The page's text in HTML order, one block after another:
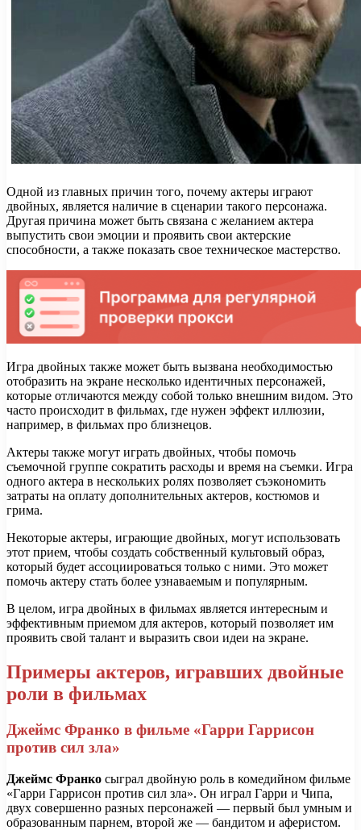
Одной из главных причин того, почему актеры играют
двойных, является наличие в сценарии такого персонажа.
Другая причина может быть связана с желанием актера
выпустить свои эмоции и проявить свои актерские
способности, а также показать свое техническое мастерство.
Игра двойных также может быть вызвана необходимостью
отобразить на экране несколько идентичных персонажей,
которые отличаются между собой только внешним видом. Это
часто происходит в фильмах, где нужен эффект иллюзии,
например, в фильмах про близнецов.
Актеры также могут играть двойных, чтобы помочь
съемочной группе сократить расходы и время на съемки. Игра
одного актера в нескольких ролях позволяет съэкономить
затраты на оплату дополнительных актеров, костюмов и
грима.
Некоторые актеры, играющие двойных, могут использовать
этот прием, чтобы создать собственный культовый образ,
который будет ассоциироваться только с ними. Это может
помочь актеру стать более узнаваемым и популярным.
В целом, игра двойных в фильмах является интересным и
эффективным приемом для актеров, который позволяет им
проявить свой талант и выразить свои идеи на экране.
Примеры актеров, игравших двойные
роли в фильмах
Джеймс Франко в фильме «Гарри Гаррисон
против сил зла»
Джеймс Франко сыграл двойную роль в комедийном фильме
«Гарри Гаррисон против сил зла». Он играл Гарри и Чипа,
двух совершенно разных персонажей — первый был умным и
образованным парнем, второй же — бандитом и аферистом.